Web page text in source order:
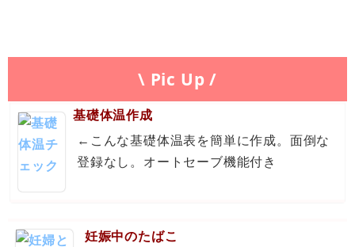
\ Pic Up /
基礎体温作成
←こんな基礎体温表を簡単に作成。面倒な
登録なし。オートセーブ機能付き
妊娠中のたばこ